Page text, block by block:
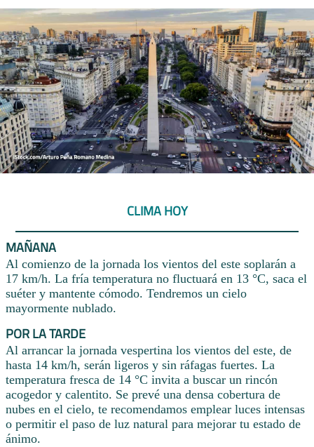
CLIMA HOY
MAÑANA
Al comienzo de la jornada los vientos del este soplarán a
17 km/h. La fría temperatura no fluctuará en 13 °C, saca el
suéter y mantente cómodo. Tendremos un cielo
mayormente nublado.
POR LA TARDE
Al arrancar la jornada vespertina los vientos del este, de
hasta 14 km/h, serán ligeros y sin ráfagas fuertes. La
temperatura fresca de 14 °C invita a buscar un rincón
acogedor y calentito. Se prevé una densa cobertura de
nubes en el cielo, te recomendamos emplear luces intensas
o permitir el paso de luz natural para mejorar tu estado de
ánimo.